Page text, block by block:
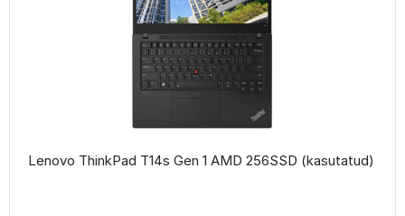
Lenovo ThinkPad T14s Gen 1 AMD 256SSD (kasutatud)